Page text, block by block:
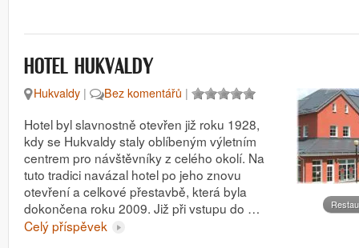
HOTEL HUKVALDY
Hukvaldy | Bez komentářů |
Hotel byl slavnostně otevřen již roku 1928,
kdy se Hukvaldy staly oblíbeným výletním
centrem pro návštěvníky z celého okolí. Na
tuto tradici navázal hotel po jeho znovu
otevření a celkové přestavbě, která byla
dokončena roku 2009. Již při vstupu do …
Celý příspěvek